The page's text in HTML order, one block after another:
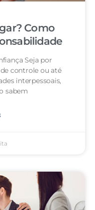
Como
Seja por
controle ou até
interpessoais,
sabem